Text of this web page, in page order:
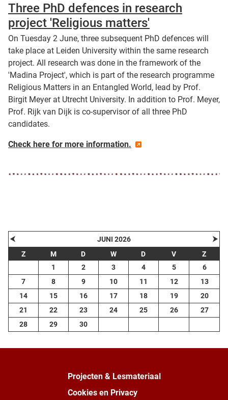
Three PhD defences in research
project 'Religious matters'
On Tuesday 2 June, three subsequent PhD defences will
take place at Leiden University within the same research
project. All research was done in the framework of the
'Madina Project', which is part of the research programme
Religious Matters in an Entangled World, lead by Prof.
Birgit Meyer at Utrecht University. In addition to Prof. Meyer,
Prof. Rijk van Dijk is co-supervisor of all three PhD
candidates.
Check here for more information.
⮜ JUNI 2026 ⮞
Z M D W D V
Z
1
2 3 4 5
6
7
8 9 10 11 12
13
14
15 16 17 18 19
20
21
22 23 24 25 26
27
28
29 30
Projecten & Lesmateriaal
Cookies en Privacy